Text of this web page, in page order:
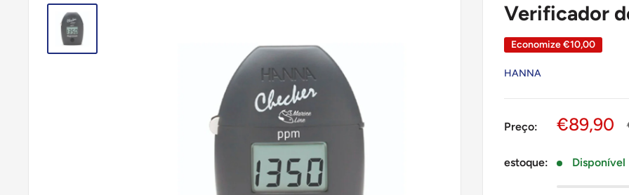
Verificador
Economize€10,00
HANNA
Preço:
Preço
venda
€89,90
estoque: Disponível